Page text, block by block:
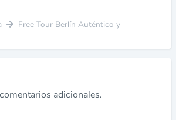
Free Tour Berlín Auténtico y
adicionales.